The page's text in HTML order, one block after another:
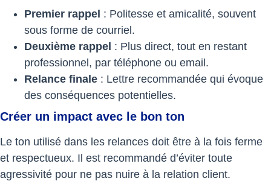
Premier rappel : Politesse et amicalité, souvent
sous forme de courriel.
Deuxième rappel : Plus direct, tout en restant
professionnel, par téléphone ou email.
Relance finale : Lettre recommandée qui évoque
des conséquences potentielles.
Créer un impact avec le bon ton
Le ton utilisé dans les relances doit être à la fois ferme
et respectueux. Il est recommandé d’éviter toute
agressivité pour ne pas nuire à la relation client.